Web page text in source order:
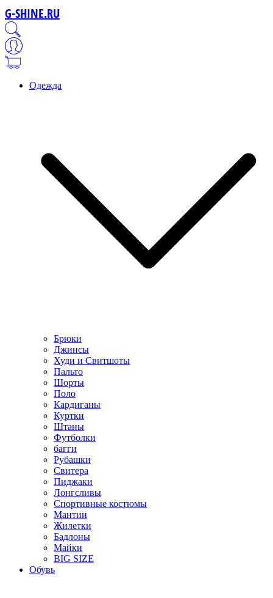
G-SHINE.RU
Одежда
Брюки
Джинсы
Худи и Свитшоты
Пальто
Шорты
Поло
Кардиганы
Куртки
Штаны
Футболки
багги
Рубашки
Свитера
Пиджаки
Лонгсливы
Спортивные костюмы
Мантии
Жилетки
Бадлоны
Майки
BIG SIZE
Обувь